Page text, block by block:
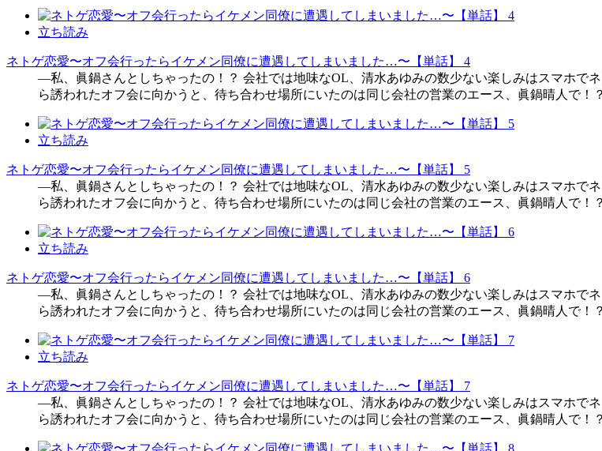
立ち読み
ネトゲ恋愛〜オフ会行ったらイケメン同僚に遭遇してしまいました…〜【単話】 4
―私、眞鍋さんとしちゃったの！？ 会社では地味なOL、清水あゆみの数少ない楽しみはスマホで
ら誘われたオフ会に向かうと、待ち合わせ場所にいたのは同じ会社の営業のエース、眞鍋晴人で！？
立ち読み
ネトゲ恋愛〜オフ会行ったらイケメン同僚に遭遇してしまいました…〜【単話】 5
―私、眞鍋さんとしちゃったの！？ 会社では地味なOL、清水あゆみの数少ない楽しみはスマホで
ら誘われたオフ会に向かうと、待ち合わせ場所にいたのは同じ会社の営業のエース、眞鍋晴人で！？
立ち読み
ネトゲ恋愛〜オフ会行ったらイケメン同僚に遭遇してしまいました…〜【単話】 6
―私、眞鍋さんとしちゃったの！？ 会社では地味なOL、清水あゆみの数少ない楽しみはスマホで
ら誘われたオフ会に向かうと、待ち合わせ場所にいたのは同じ会社の営業のエース、眞鍋晴人で！？
立ち読み
ネトゲ恋愛〜オフ会行ったらイケメン同僚に遭遇してしまいました…〜【単話】 7
―私、眞鍋さんとしちゃったの！？ 会社では地味なOL、清水あゆみの数少ない楽しみはスマホで
ら誘われたオフ会に向かうと、待ち合わせ場所にいたのは同じ会社の営業のエース、眞鍋晴人で！？